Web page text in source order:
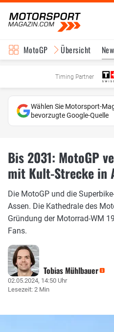
MotoGP Übersicht
Timing Partner
Wählen Sie Motorsport-
bevorzugte Google-Quelle
Bis 2031: MotoGP
mit Kult-Strecke in
Die MotoGP und die
Assen. Die Kathedrale des
Gründung der Motorrad-WM
Fans.
Tobias Mühlbauer
02.05.2024, 14:50 Uhr
Lesezeit: 2 Min